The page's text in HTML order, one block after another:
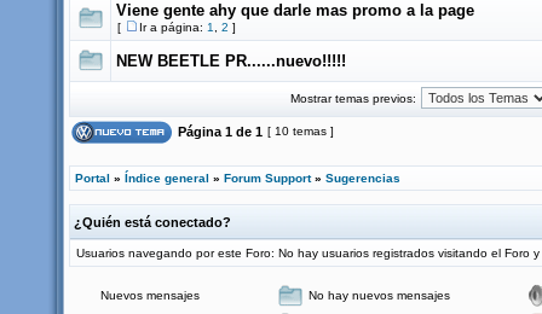
Viene gente ahy que darle mas promo a la page
[ Ir a página: 1 2 ]
NEW BEETLE PR......nuevo!!!!!
Mostrar temas previos:
Página 1 de 1 [ 10 temas ]
Portal » Índice general » Forum Support» Sugerencias
¿Quién está conectado?
Usuarios navegando por este Foro: No hay usuarios registrados visitando el Foro
Nuevos mensajes No hay nuevos mensajes